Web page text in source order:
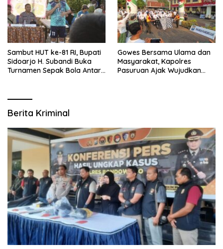
Sambut HUT ke-81 RI, Bupati
Sidoarjo H. Subandi Buka
Turnamen Sepak Bola Antar
Gowes Bersama Ulama dan
Masyarakat, Kapolres
Pasuruan Ajak Wujudkan
Berita Kriminal